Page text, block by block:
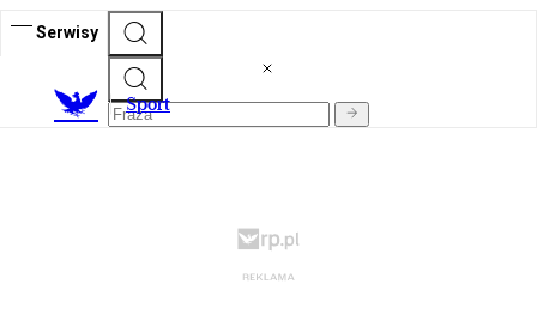
Serwisy
Sport